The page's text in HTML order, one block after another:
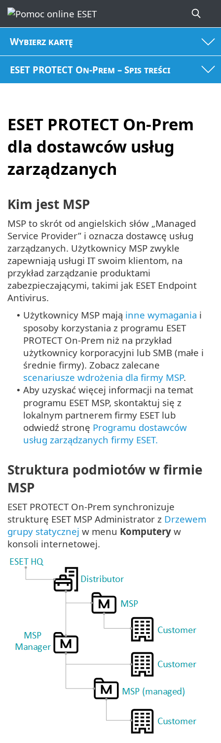
Wybierz kartę
ESET PROTECT On-Prem – Spis treści
ESET PROTECT On-Prem
dla dostawców usług
zarządzanych
Kim jest MSP
MSP to skrót od angielskich słów „Managed
Service Provider” i oznacza dostawcę usług
zarządzanych. Użytkownicy MSP zwykle
zapewniają usługi IT swoim klientom, na
przykład zarządzanie produktami
zabezpieczającymi, takimi jak ESET Endpoint
Antivirus.
• Użytkownicy MSP mają inne wymagania i
sposoby korzystania z programu ESET
PROTECT On-Prem niż na przykład
użytkownicy korporacyjni lub SMB (małe i
średnie firmy). Zobacz zalecane
scenariusze wdrożenia dla firmy MSP.
• Aby uzyskać więcej informacji na temat
programu ESET MSP, skontaktuj się z
lokalnym partnerem firmy ESET lub
odwiedź stronę Programu dostawców
usług zarządzanych firmy ESET.
Struktura podmiotów w firmie
MSP
ESET PROTECT On-Prem synchronizuje
strukturę ESET MSP Administrator z Drzewem
grupy statycznej w menu Komputery w
konsoli internetowej.